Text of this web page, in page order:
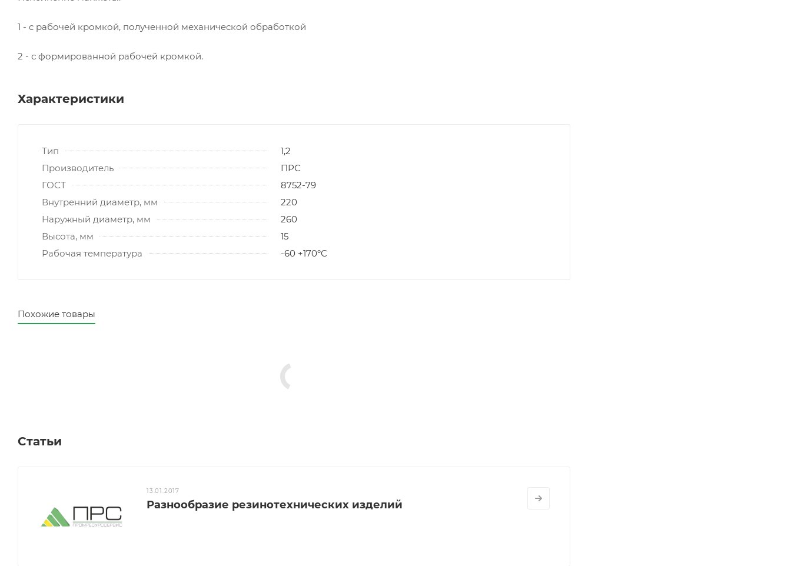
1 - с рабочей кромкой, полученной механической обработкой
2 - с формированной рабочей кромкой.
Характеристики
Тип
1,2
Производитель
ПРС
ГОСТ
8752-79
Внутренний диаметр, мм
220
Наружный диаметр, мм
260
Высота, мм
15
Рабочая температура
-60 +170°С
Похожие товары
Статьи
13.01.2017
Разнообразие резинотехнических изделий